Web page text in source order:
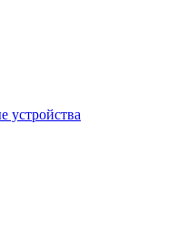
устройства